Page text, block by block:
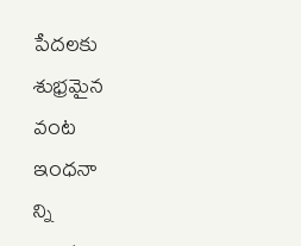
పేదలకు
శుభ్రమైన
వంట
ఇంధనా
న్ని